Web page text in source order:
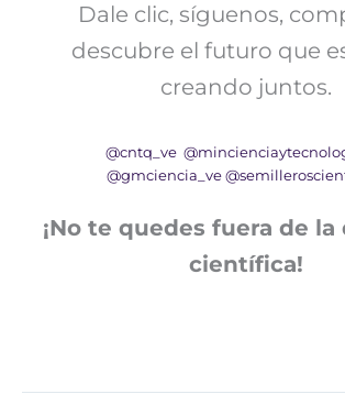
Dale clic, síguenos,
descubre el futuro que
creando juntos.
@cntq_ve
@gmciencia_ve
¡No te quedes fuera de
científica!